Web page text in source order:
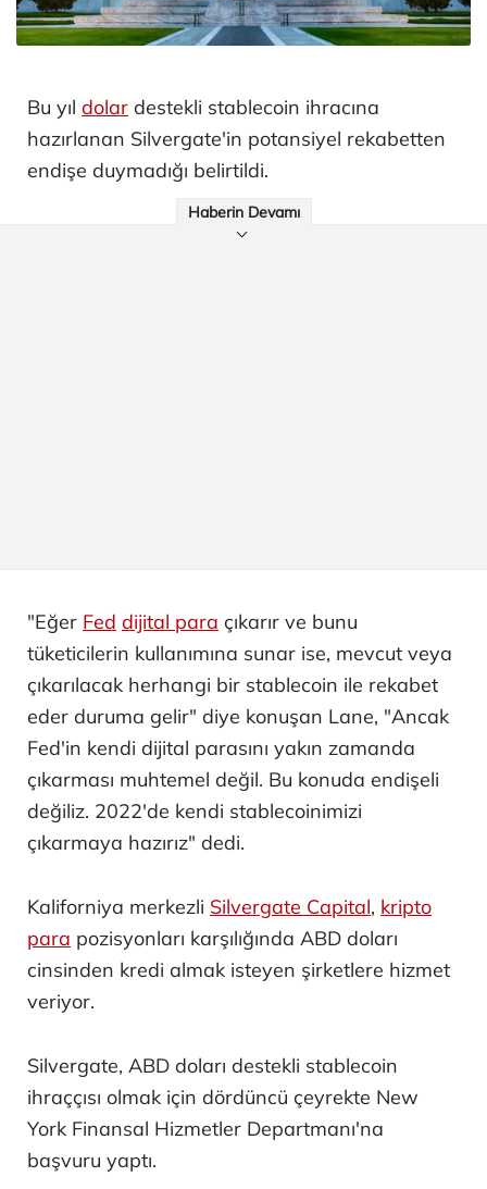
Bu yıl dolar destekli stablecoin ihracına
hazırlanan Silvergate'in potansiyel rekabetten
endişe duymadığı belirtildi.
Haberin Devamı
"Eğer Fed dijital para çıkarır ve bunu
tüketicilerin kullanımına sunar ise, mevcut veya
çıkarılacak herhangi bir stablecoin ile rekabet
eder duruma gelir" diye konuşan Lane, "Ancak
Fed'in kendi dijital parasını yakın zamanda
çıkarması muhtemel değil. Bu konuda endişeli
değiliz. 2022'de kendi stablecoinimizi
çıkarmaya hazırız" dedi.
Kaliforniya merkezli Silvergate Capital, kripto
para pozisyonları karşılığında ABD doları
cinsinden kredi almak isteyen şirketlere hizmet
veriyor.
Silvergate, ABD doları destekli stablecoin
ihraççısı olmak için dördüncü çeyrekte New
York Finansal Hizmetler Departmanı'na
başvuru yaptı.